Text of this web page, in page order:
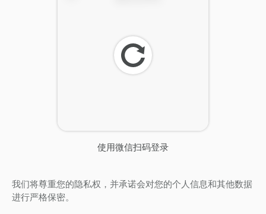
使用微信扫码登录
刷
新
我们将尊重您的隐私权，并承诺会对您的个人信息和其他数据
进行严格保密。